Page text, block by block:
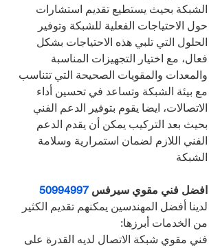
الشبكة بحيث يستطيع تقديم استشارات
حول الاحتياجات الفعلية للشبكة وتوفير
الحلول التي تلبي هذه الاحتياجات بشكل
فعال، مع اختيار التجهيزات المناسبة
والمعدات والمقويات الصحيحة التي تتناسب
مع بيئة الشبكة وتساعد في تحسين أداء
الاتصالات، ايضا يقوم بتوفير الدعم الفني
بحيث بعد التركيب يمكن أن يقدم الدعم
الفني اللازم لضمان استمرارية وسلامة
الشبكة
افضل فني مقوي سيرفس 50994997
لدينا أفضل المهندسين يمكنهم تقديم الكثير
من الخدمات أبرزها:
فني مقوي شبكة الاتصال لديه القدرة على